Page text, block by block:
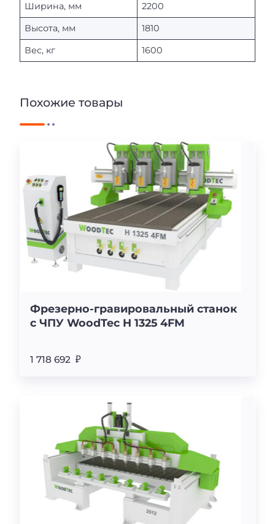
Ширина, мм
2200
Высота, мм
1810
Вес, кг
1600
Похожие товары
Фрезерно-гравировальный станок
с ЧПУ WoodTec H 1325 4FM
1 718 692 ₽